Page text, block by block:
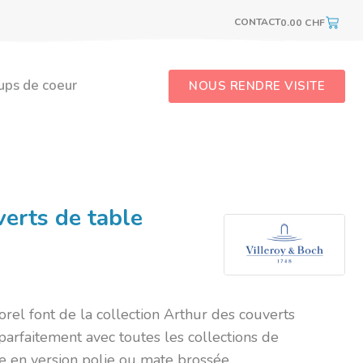
CONTACT0.00 CHF
de coeur NOUS RENDRE VISITE
de table
font de la collection Arthur des couverts
avec toutes les collections de